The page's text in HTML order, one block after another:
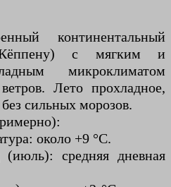
континентальный
с мягким и
микроклиматом
Лето прохладное,
сильных морозов.
около +9 °C.
средняя дневная